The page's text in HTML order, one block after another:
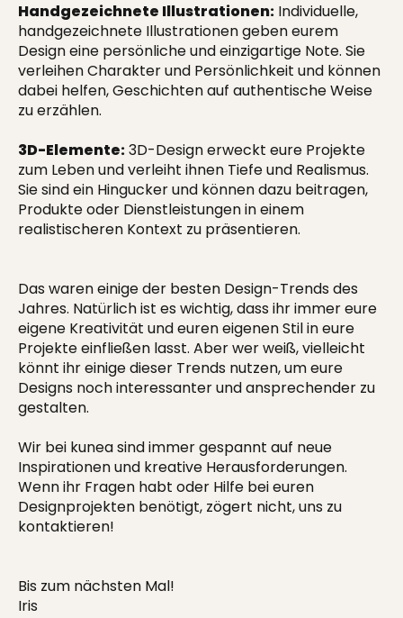
Handgezeichnete Illustrationen: Individuelle,
handgezeichnete Illustrationen geben eurem
Design eine persönliche und einzigartige Note. Sie
verleihen Charakter und Persönlichkeit und können
dabei helfen, Geschichten auf authentische Weise
zu erzählen.
3D-Elemente:3D-Design erweckt eure Projekte
zum Leben und verleiht ihnen Tiefe und Realismus.
Sie sind ein Hingucker und können dazu beitragen,
Produkte oder Dienstleistungenin einem
realistischeren Kontext zu präsentieren.
Das waren einige der besten Design-Trends des
Jahres. Natürlich ist es wichtig, dass ihr immer eure
eigene Kreativität und euren eigenen Stil in eure
Projekte einfließen lasst. Aber wer weiß, vielleicht
könnt ihr einige dieser Trends nutzen, um eure
Designs noch interessanter und ansprechender zu
gestalten.
Wir bei kuneasind immer gespannt auf neue
Inspirationen und kreative Herausforderungen.
Wenn ihr Fragen habt oder Hilfe bei euren
Designprojekten benötigt, zögert nicht, uns zu
kontaktieren!
Bis zum nächsten Mal!
Iris